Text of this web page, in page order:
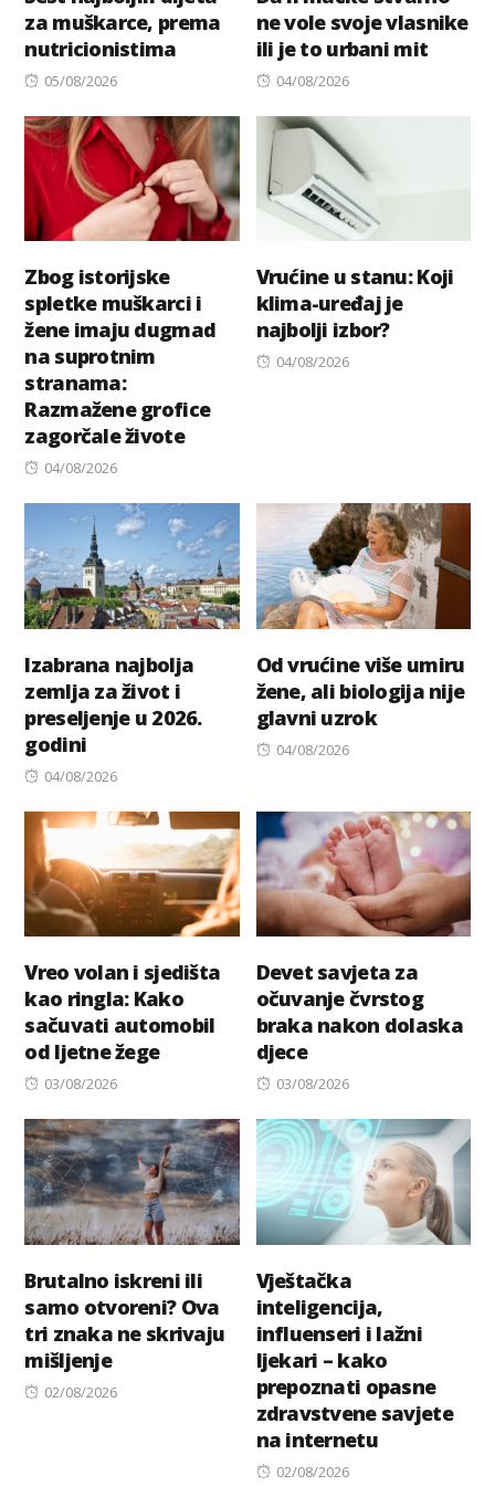
za muškarce, prema
nutricionistima
Posted
05/08/2026
ne vole svoje vlasnike
ili je to urbani mit
Posted
04/08/2026
Zbog istorijske
spletke muškarci i
žene imaju dugmad
na suprotnim
stranama:
Razmažene grofice
zagorčale živote
Posted
04/08/2026
Vrućine u stanu: Koji
klima-uređaj je
najbolji izbor?
Posted
04/08/2026
Izabrana najbolja
zemlja za život i
preseljenje u 2026.
godini
Posted
04/08/2026
Od vrućine više umiru
žene, ali biologija nije
glavni uzrok
Posted
04/08/2026
Vreo volan i sjedišta
kao ringla: Kako
sačuvati automobil
od ljetne žege
Posted
03/08/2026
Devet savjeta za
očuvanje čvrstog
braka nakon dolaska
djece
Posted
03/08/2026
Brutalno iskreni ili
samo otvoreni? Ova
tri znaka ne skrivaju
mišljenje
Posted
02/08/2026
Vještačka
inteligencija,
influenseri i lažni
ljekari – kako
prepoznati opasne
zdravstvene savjete
na internetu
Posted
02/08/2026